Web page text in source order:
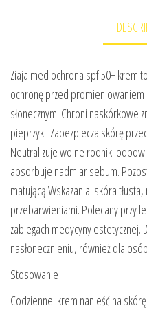
Ziaja med ochrona spf 50+ krem
ochronę przed promieniowaniem
słonecznym. Chroni naskórkowe
pieprzyki. Zabezpiecza skórę
Neutralizuje wolne rodniki
absorbuje nadmiar sebum.
matującą.Wskazania: skóra
przebarwieniami. Polecany przy
zabiegach medycyny
nasłonecznieniu, również dla
Stosowanie
Codzienne: krem nanieść na